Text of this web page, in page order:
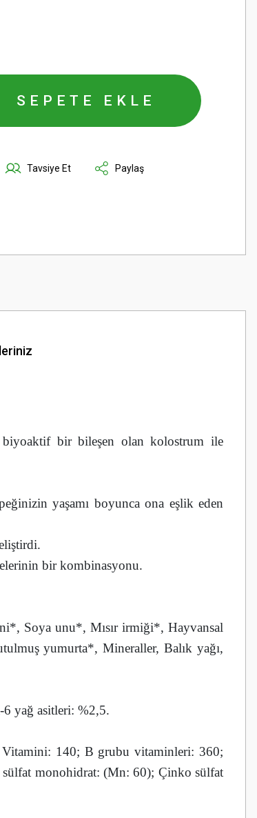
SEPETE EKLE
Tavsiye Et Paylaş
biyoaktif bir bileşen olan kolostrum ile
yaşamı boyunca ona eşlik eden
bir kombinasyonu.
Soya unu*, Mısır irmiği*, Hayvansal
yumurta*, Mineraller, Balık yağı,
yağ asitleri: %2,5.
140; B grubu vitaminleri: 360;
monohidrat: (Mn: 60); Çinko sülfat